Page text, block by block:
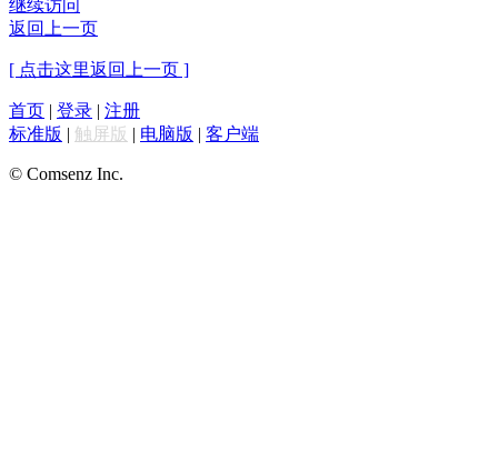
继续访问
返回上一页
[ 点击这里返回上一页 ]
首页 | 登录 | 注册
标准版 | 触屏版 | 电脑版 | 客户端
© Comsenz Inc.